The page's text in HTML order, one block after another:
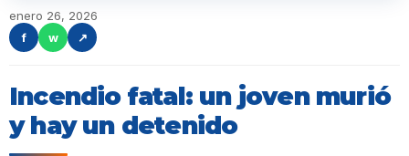
enero 26, 2026
f
w ↗
Incendio fatal: un joven murió
y hay un detenido